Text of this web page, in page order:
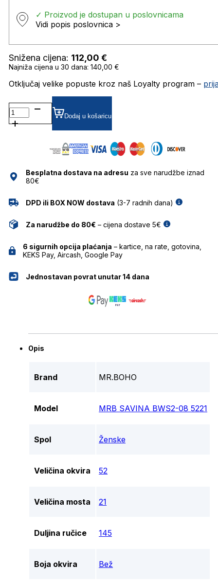
✓ Proizvod je dostupan u poslovnicama
Vidi popis poslovnica >
Snižena cijena: 112,00 €
Najniža cijena u 30 dana: 140,00 €
Otključaj velike popuste kroz naš Loyalty program –
MRB
SAVINA
BWS2-
MR.BOHO
količina
Dodaj u košaricu
Besplatna dostava na adresu za sve narudžbe iznad
80€
DPD ili BOX NOW dostava (3-7 radnih dana)
Za narudžbe do 80€ – cijena dostave 5€
6 sigurnih opcija plaćanja – kartice, na rate, gotovina,
KEKS Pay, Aircash, Google Pay
Jednostavan povrat unutar 14 dana
Opis
Brand MR.BOHO
Model MRB SAVINA BWS2-08 5221
Spol Ženske
Veličina okvira 52
Veličina mosta 21
Duljina ručice 145
Boja okvira Bež